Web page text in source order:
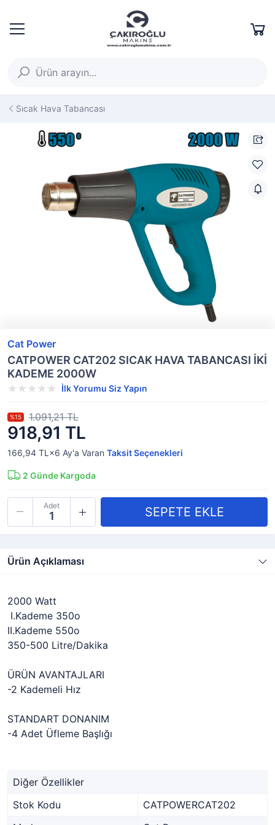
Sıcak Hava Tabancası
Cat Power
CATPOWER CAT202 SICAK HAVA TABANCASI İKİ
KADEME 2000W
İlk Yorumu Siz Yapın
918,91 TL
%15 1.091,21 TL
166,94 TL×6 Ay'a Varan Taksit Seçenekleri
2 Günde Kargoda
Adet
Ürün Açıklaması
2000 Watt
I.Kademe 350o
II.Kademe 550o
350-500 Litre/Dakika
ÜRÜN AVANTAJLARI
-2 Kademeli Hız
STANDART DONANIM
-4 Adet Üfleme Başlığı
Diğer Özellikler
Stok Kodu
CATPOWERCAT202